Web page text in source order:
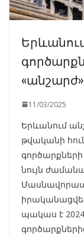
«անշարժ»
11/03/2025
Երևանում
թվականի
նույն
իրականացվել
պակաս է